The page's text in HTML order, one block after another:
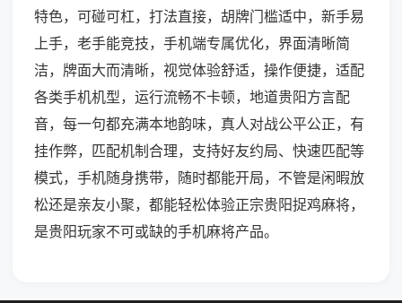
特色，可碰可杠，打法直接，胡牌门槛适中，新手易
上手，老手能竞技，手机端专属优化，界面清晰简
洁，牌面大而清晰，视觉体验舒适，操作便捷，适配
各类手机机型，运行流畅不卡顿，地道贵阳方言配
音，每一句都充满本地韵味，真人对战公平公正，有
挂作弊，匹配机制合理，支持好友约局、快速匹配等
模式，手机随身携带，随时都能开局，不管是闲暇放
松还是亲友小聚，都能轻松体验正宗贵阳捉鸡麻将，
是贵阳玩家不可或缺的手机麻将产品。